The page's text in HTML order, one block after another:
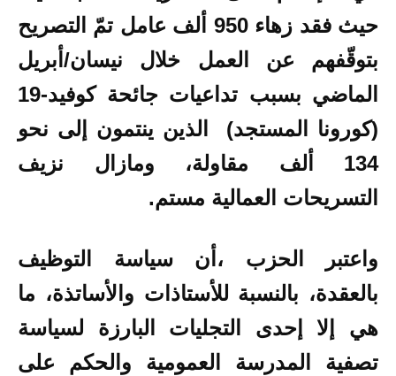
حيث فقد
زهاء 950 ألف عامل تمّ التصريح
بتوقّفهم عن العمل خلال نيسان/أبريل
الماضي بسبب تداعيات جائحة كوفيد-19
(كورونا المستجد) الذين ينتمون إلى نحو
134 ألف مقاولة،
ومازال نزيف
التسريحات العمالية مستم.
واعتبر الحزب ،أن سياسة التوظيف
بالعقدة، بالنسبة للأستاذات والأساتذة، ما
هي إلا إحدى التجليات البارزة لسياسة
تصفية المدرسة العمومية والحكم على